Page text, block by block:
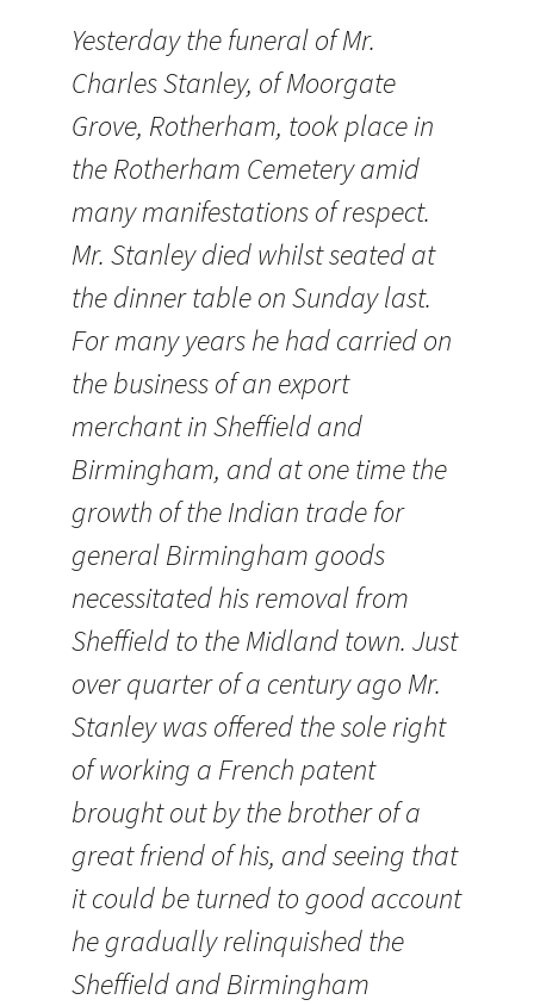
Yesterday the funeral of Mr.
Charles Stanley, of Moorgate
Grove, Rotherham, took place in
the Rotherham Cemetery amid
many manifestations of respect.
Mr. Stanley died whilst seated at
the dinner table on Sunday last.
For many years he had carried on
the business of an export
merchant in Sheffield and
Birmingham, and at one time the
growth of the Indian trade for
general Birmingham goods
necessitated his removal from
Sheffield to the Midland town. Just
over quarter of a century ago Mr.
Stanley was offered the sole right
of working a French patent
brought out by the brother of a
great friend of his, and seeing that
it could be turned to good account
he gradually relinquished the
Sheffield and Birmingham